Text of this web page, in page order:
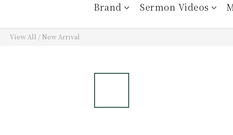
Brand
Sermon Videos
View All / New Arrival